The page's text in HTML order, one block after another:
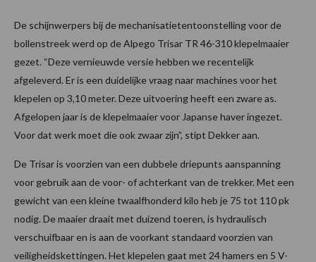
De schijnwerpers bij de mechanisatietentoonstelling voor de
bollenstreek werd op de Alpego Trisar TR 46-310 klepelmaaier
gezet. “Deze vernieuwde versie hebben we recentelijk
afgeleverd. Er is een duidelijke vraag naar machines voor het
klepelen op 3,10 meter. Deze uitvoering heeft een zware as.
Afgelopen jaar is de klepelmaaier voor Japanse haver ingezet.
Voor dat werk moet die ook zwaar zijn”, stipt Dekker aan.
De Trisar is voorzien van een dubbele driepunts aanspanning
voor gebruik aan de voor- of achterkant van de trekker. Met een
gewicht van een kleine twaalfhonderd kilo heb je 75 tot 110 pk
nodig. De maaier draait met duizend toeren, is hydraulisch
verschuifbaar en is aan de voorkant standaard voorzien van
veiligheidskettingen. Het klepelen gaat met 24 hamers en 5 V-